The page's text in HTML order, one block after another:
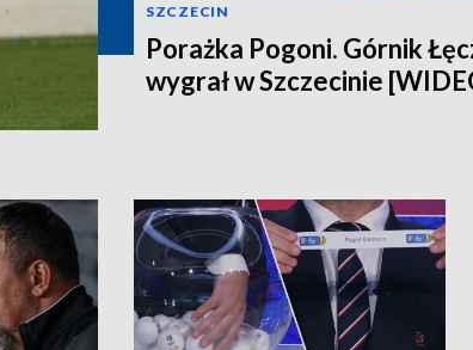
SZCZECIN
Porażka Pogoni. Górnik
wygrał w Szczecinie